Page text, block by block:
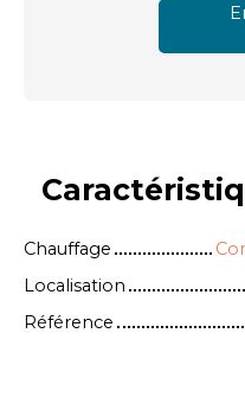
Chauffage
Localisation
Référence